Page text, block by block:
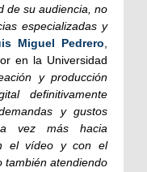
de su audiencia, no
especializadas y
Miguel Pedrero,
en la Universidad
y producción
definitivamente
y gustos
vez más hacia
el vídeo y con el
también atendiendo